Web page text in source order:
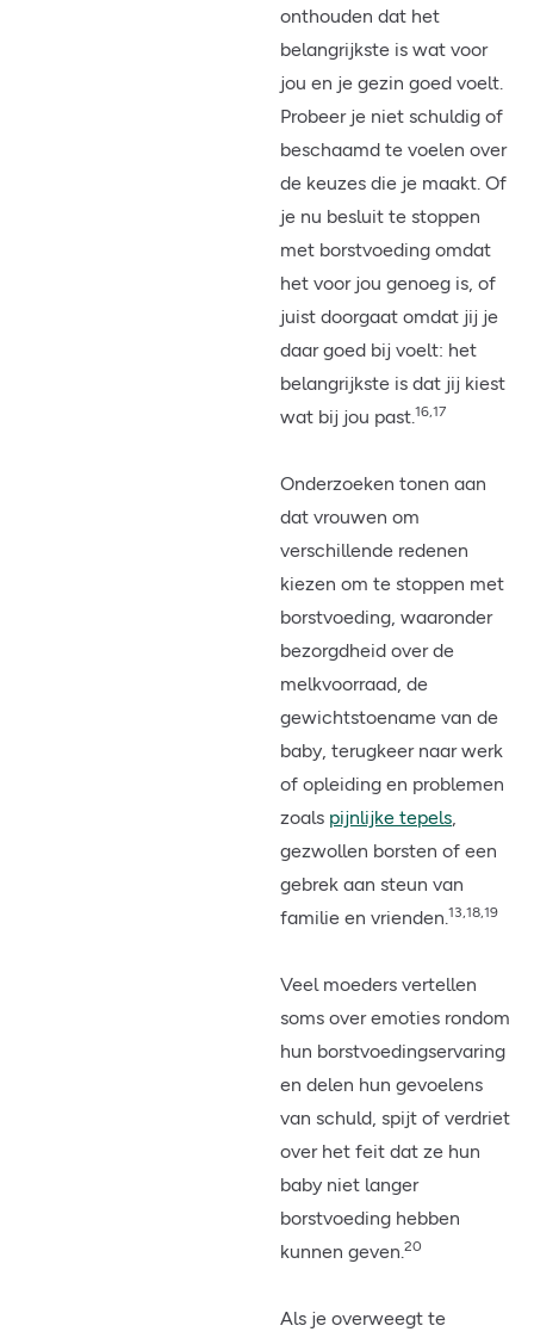
onthouden dat het
belangrijkste is wat voor
jou en je gezin goed voelt.
Probeer je niet schuldig of
beschaamd te voelen over
de keuzes die je maakt. Of
je nu besluit te stoppen
met borstvoeding omdat
het voor jou genoeg is, of
juist doorgaat omdat jij je
daar goed bij voelt: het
belangrijkste is dat jij kiest
wat bij jou past. 16,17
Onderzoeken tonen aan
dat vrouwen om
verschillende redenen
kiezen om te stoppen met
borstvoeding, waaronder
bezorgdheid over de
melkvoorraad, de
gewichtstoename van de
baby, terugkeer naar werk
of opleiding en problemen
zoals pijnlijke tepels
gezwollen borsten of een
gebrek aan steun van
familie en vrienden. 13,18,19
Veel moeders vertellen
soms over emoties rondom
hun borstvoedingservaring
en delen hun gevoelens
van schuld, spijt of verdriet
over het feit dat ze hun
baby niet langer
borstvoeding hebben
kunnen geven. 20
Als je overweegt te